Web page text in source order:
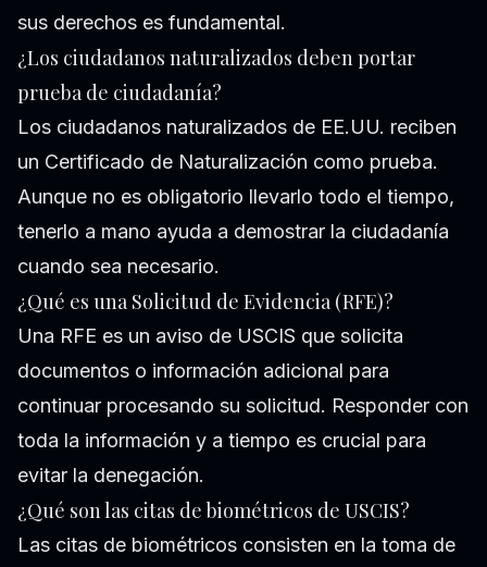
sus derechos es fundamental.
¿Los ciudadanos naturalizados deben portar
prueba de ciudadanía?
Los ciudadanos naturalizados de EE.UU. reciben
un Certificado de Naturalización como prueba.
Aunque no es obligatorio llevarlo todo el tiempo,
tenerlo a mano ayuda a demostrar la ciudadanía
cuando sea necesario.
¿Qué es una Solicitud de Evidencia (RFE)?
Una RFE es un aviso de USCIS que solicita
documentos o información adicional para
continuar procesando su solicitud. Responder con
toda la información y a tiempo es crucial para
evitar la denegación.
¿Qué son las citas de biométricos de USCIS?
Las citas de biométricos consisten en la toma de